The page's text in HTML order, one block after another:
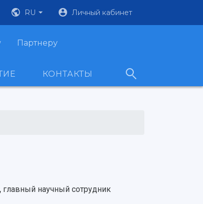
RU Личный кабинет
Партнеру
КОНТАКТЫ
главный научный сотрудник